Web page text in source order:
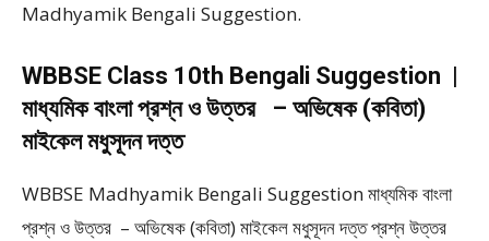
Madhyamik Bengali Suggestion.
WBBSE Class 10th Bengali Suggestion |
মাধ্যমিক বাংলা প্রশ্ন ও উত্তর – অভিষেক (কবিতা)
মাইকেল মধুসূদন দত্ত
WBBSE Madhyamik Bengali Suggestion মাধ্যমিক বাংলা
প্রশ্ন ও উত্তর – অভিষেক (কবিতা) মাইকেল মধুসূদন দত্ত প্রশ্ন উত্তর